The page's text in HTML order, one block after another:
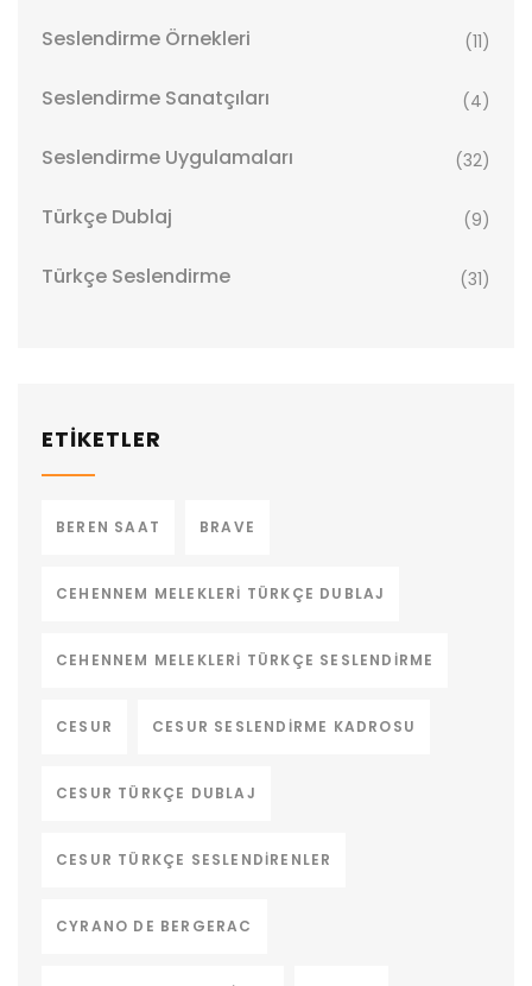
Seslendirme Örnekleri (11)
Seslendirme Sanatçıları (4)
Seslendirme Uygulamaları (32)
Türkçe Dublaj (9)
Türkçe Seslendirme (31)
ETİKETLER
BEREN SAAT BRAVE
CEHENNEM MELEKLERI TÜRKÇE DUBLAJ
CEHENNEM MELEKLERI TÜRKÇE SESLENDIRME
CESUR CESUR SESLENDIRME KADROSU
CESUR TÜRKÇE DUBLAJ
CESUR TÜRKÇE SESLENDIRENLER
CYRANO DE BERGERAC